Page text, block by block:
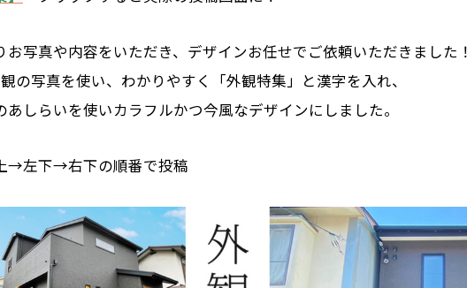
お写真や内容をいただき、デザインお任せでご依頼いただきました！
の写真を使い、わかりやすく「外観特集」と漢字を入れ、
あしらいを使いカラフルかつ今風なデザインにしました。
→左下→右下の順番で投稿